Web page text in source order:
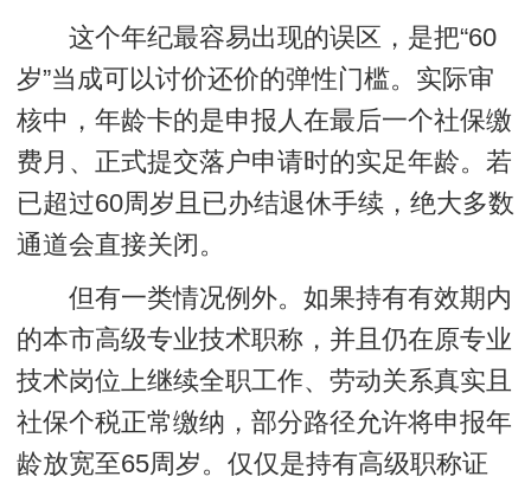
这个年纪最容易出现的误区，是把“60
岁”当成可以讨价还价的弹性门槛。实际审
核中，年龄卡的是申报人在最后一个社保缴
费月、正式提交落户申请时的实足年龄。若
已超过60周岁且已办结退休手续，绝大多数
通道会直接关闭。
但有一类情况例外。如果持有有效期内
的本市高级专业技术职称，并且仍在原专业
技术岗位上继续全职工作、劳动关系真实且
社保个税正常缴纳，部分路径允许将申报年
龄放宽至65周岁。仅仅是持有高级职称证